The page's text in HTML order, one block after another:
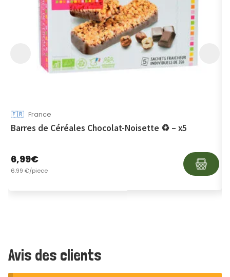
🇫🇷 France
Barres de Céréales Chocolat-Noisette ♻ – x5
6,99€
6.99 €/piece
Avis des clients